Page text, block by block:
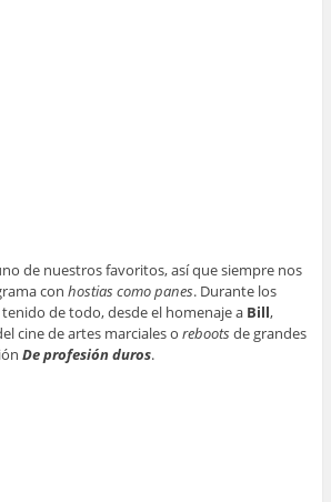
de nuestros favoritos, así que siempre nos
con hostias como panes. Durante los
de todo, desde el homenaje a Bill,
cine de artes marciales o rebootsde grandes
De profesión duros.